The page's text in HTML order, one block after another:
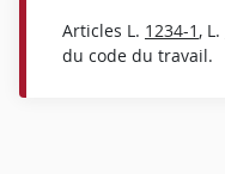
Articles L. 1234-1 , L.
du code du travail.